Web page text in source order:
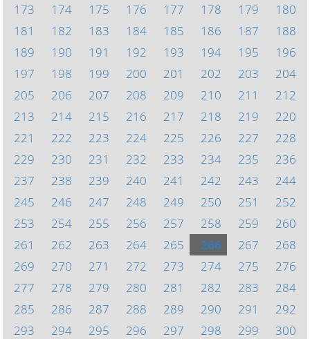
173
174 175 176 177 178 179
180
181
182 183 184 185 186 187
188
189
190 191 192 193 194 195
196
197
198 199 200 201 202 203
204
205
206 207 208 209 210 211
212
213
214 215 216 217 218 219
220
221
222 223 224 225 226 227
228
229
230 231 232 233 234 235
236
237
238 239 240 241 242 243
244
245
246 247 248 249 250 251
252
253
254 255 256 257 258 259
260
261
262 263 264 265 266 267
268
269
270 271 272 273 274 275
276
277
278 279 280 281 282 283
284
285
286 287 288 289 290 291
292
293
294 295 296 297 298 299
300